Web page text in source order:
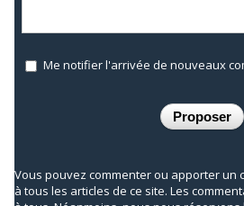
Me notifier l'arrivée de nouveaux
Vous pouvez commenter ou apporter un
à tous les articles de ce site. Les